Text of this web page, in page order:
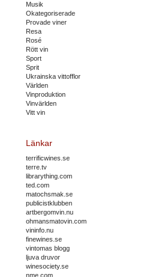
Musik
Okategoriserade
Provade viner
Resa
Rosé
Rött vin
Sport
Sprit
Ukrainska vittofflor
Världen
Vinproduktion
Vinvärlden
Vitt vin
Länkar
terrificwines.se
terre.tv
librarything.com
ted.com
matochsmak.se
publicistklubben
artbergomvin.nu
ohmansmatovin.com
vininfo.nu
finewines.se
vintomas blogg
ljuva druvor
winesociety.se
nme.com